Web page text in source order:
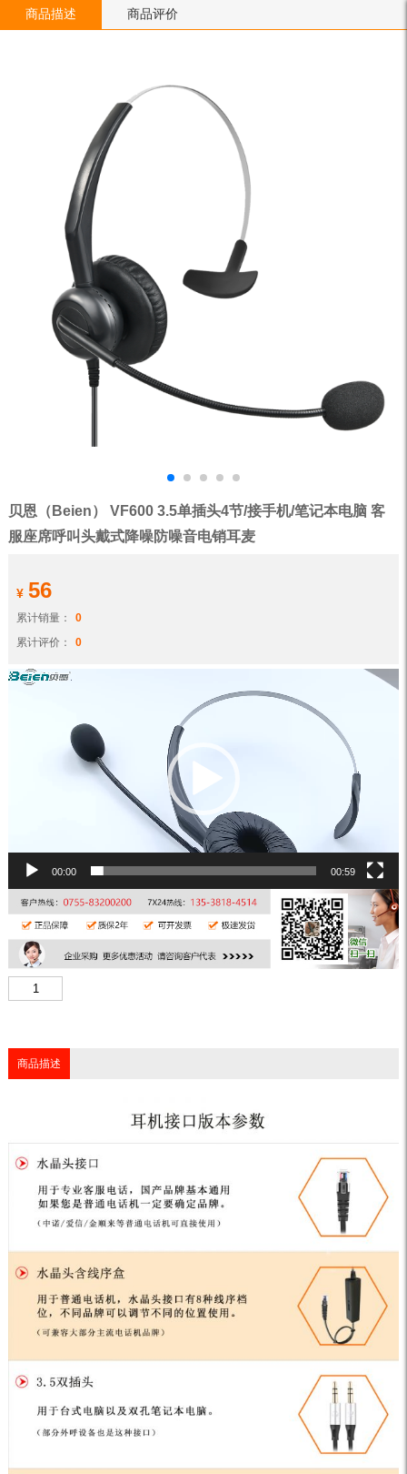
贝恩（Beien） VF600 3.5单插头4节/接手机/笔记本电脑 客
服座席呼叫头戴式降噪防噪音电销耳麦
¥ 56
累计销量：
0
累计评价：
0
00:00 00:59
商品描述
商品描述 商品评价